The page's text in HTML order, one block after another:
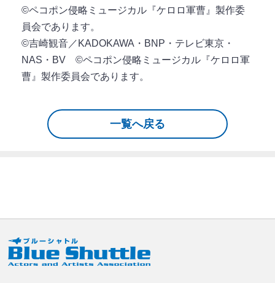
©ペコポン侵略ミュージカル『ケロロ軍曹』製作委
員会であります。
©吉崎観音／KADOKAWA・BNP・テレビ東京・
NAS・BV ©ペコポン侵略ミュージカル『ケロロ軍
曹』製作委員会であります。
一覧へ戻る